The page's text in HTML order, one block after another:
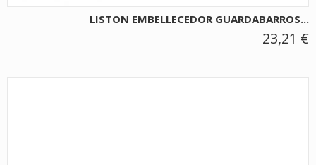
LISTON EMBELLECEDOR GUARDABARROS...
23,21 €